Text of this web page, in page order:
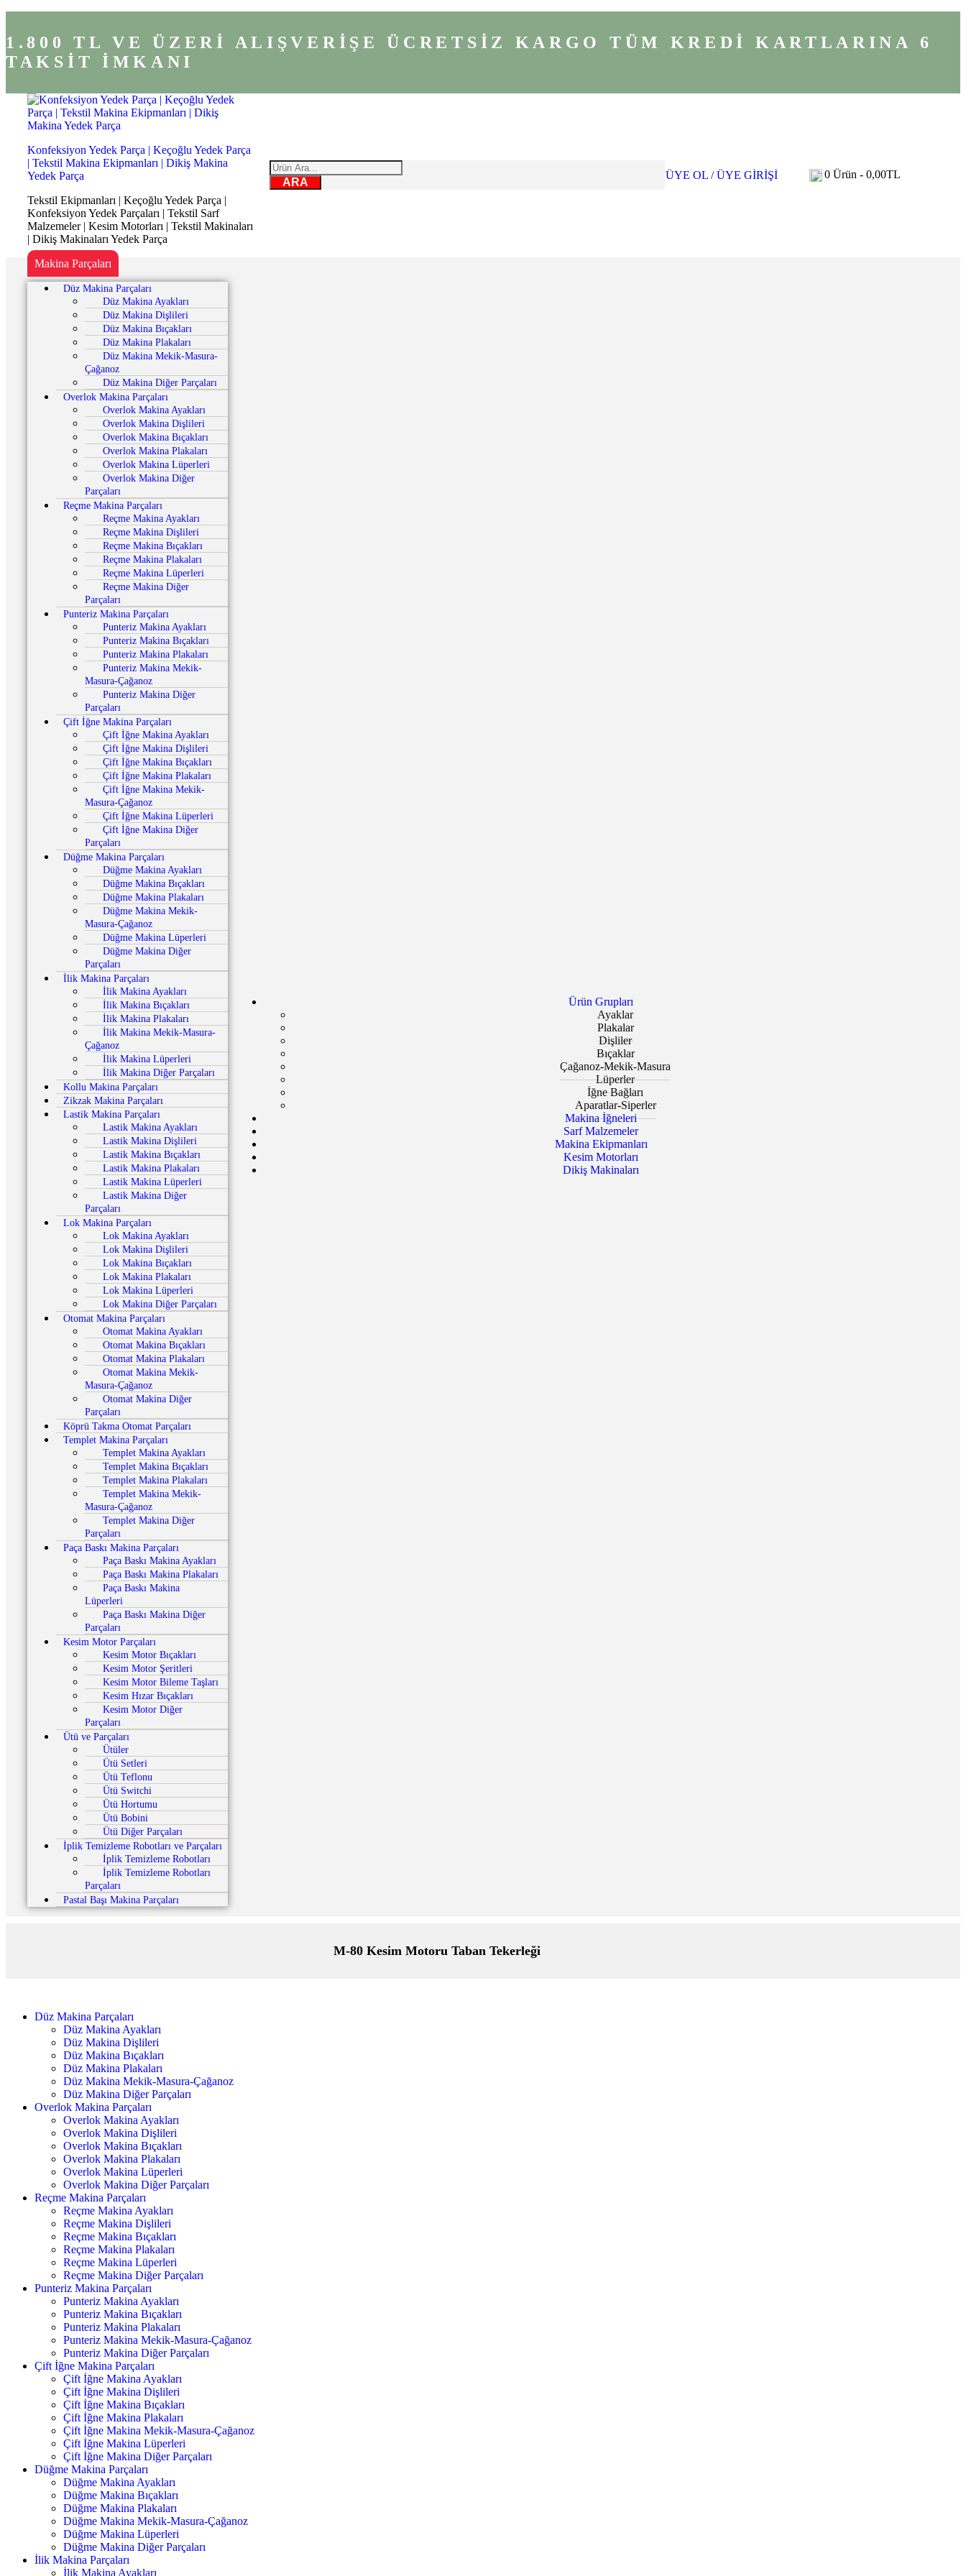
1.800 TL VE ÜZERİ ALIŞVERİŞE ÜCRETSİZ KARGO
TÜM KREDİ KARTLARINA 6
TAKSİT İMKANI
Konfeksiyon Yedek Parça | Keçoğlu Yedek Parça
| Tekstil Makina Ekipmanları | Dikiş Makina
Yedek Parça
Tekstil Ekipmanları | Keçoğlu Yedek Parça |
Konfeksiyon Yedek Parçaları | Tekstil Sarf
Malzemeler | Kesim Motorları | Tekstil Makinaları
| Dikiş Makinaları Yedek Parça
ARA
ÜYE OL / ÜYE GİRİŞİ 0Ürün - 0,00TL
Makina Parçaları
Düz Makina Parçaları
Düz Makina Ayakları
Düz Makina Dişlileri
Düz Makina Bıçakları
Düz Makina Plakaları
Düz Makina Mekik-Masura-
Çağanoz
Düz Makina Diğer Parçaları
Overlok Makina Parçaları
Overlok Makina Ayakları
Overlok Makina Dişlileri
Overlok Makina Bıçakları
Overlok Makina Plakaları
Overlok Makina Lüperleri
Overlok Makina Diğer
Parçaları
Reçme Makina Parçaları
Reçme Makina Ayakları
Reçme Makina Dişlileri
Reçme Makina Bıçakları
Reçme Makina Plakaları
Reçme Makina Lüperleri
Reçme Makina Diğer
Parçaları
Punteriz Makina Parçaları
Punteriz Makina Ayakları
Punteriz Makina Bıçakları
Punteriz Makina Plakaları
Punteriz Makina Mekik-
Masura-Çağanoz
Punteriz Makina Diğer
Parçaları
Çift İğne Makina Parçaları
Çift İğne Makina Ayakları
Çift İğne Makina Dişlileri
Çift İğne Makina Bıçakları
Çift İğne Makina Plakaları
Çift İğne Makina Mekik-
Masura-Çağanoz
Çift İğne Makina Lüperleri
Çift İğne Makina Diğer
Parçaları
Düğme Makina Parçaları
Düğme Makina Ayakları
Düğme Makina Bıçakları
Düğme Makina Plakaları
Düğme Makina Mekik-
Masura-Çağanoz
Düğme Makina Lüperleri
Düğme Makina Diğer
Parçaları
İlik Makina Parçaları
İlik Makina Ayakları
İlik Makina Bıçakları
İlik Makina Plakaları
İlik Makina Mekik-Masura-
Çağanoz
İlik Makina Lüperleri
İlik Makina Diğer Parçaları
Kollu Makina Parçaları
Zikzak Makina Parçaları
Lastik Makina Parçaları
Lastik Makina Ayakları
Lastik Makina Dişlileri
Lastik Makina Bıçakları
Lastik Makina Plakaları
Lastik Makina Lüperleri
Lastik Makina Diğer
Parçaları
Lok Makina Parçaları
Lok Makina Ayakları
Lok Makina Dişlileri
Lok Makina Bıçakları
Lok Makina Plakaları
Lok Makina Lüperleri
Lok Makina Diğer Parçaları
Otomat Makina Parçaları
Otomat Makina Ayakları
Otomat Makina Bıçakları
Otomat Makina Plakaları
Otomat Makina Mekik-
Masura-Çağanoz
Otomat Makina Diğer
Parçaları
Köprü Takma Otomat Parçaları
Templet Makina Parçaları
Templet Makina Ayakları
Templet Makina Bıçakları
Templet Makina Plakaları
Templet Makina Mekik-
Masura-Çağanoz
Templet Makina Diğer
Parçaları
Paça Baskı Makina Parçaları
Paça Baskı Makina Ayakları
Paça Baskı Makina Plakaları
Paça Baskı Makina
Lüperleri
Paça Baskı Makina Diğer
Parçaları
Kesim Motor Parçaları
Kesim Motor Bıçakları
Kesim Motor Şeritleri
Kesim Motor Bileme Taşları
Kesim Hızar Bıçakları
Kesim Motor Diğer
Parçaları
Ütü ve Parçaları
Ütüler
Ütü Setleri
Ütü Teflonu
Ütü Switchi
Ütü Hortumu
Ütü Bobini
Ütü Diğer Parçaları
İplik Temizleme Robotları ve Parçaları
İplik Temizleme Robotları
İplik Temizleme Robotları
Parçaları
Pastal Başı Makina Parçaları
Ürün Grupları
Ayaklar
Plakalar
Dişliler
Bıçaklar
Çağanoz-Mekik-Masura
Lüperler
İğne Bağları
Aparatlar-Siperler
Makina İğneleri
Sarf Malzemeler
Makina Ekipmanları
Kesim Motorları
Dikiş Makinaları
M-80 Kesim Motoru Taban Tekerleği
Düz Makina Parçaları
Düz Makina Ayakları
Düz Makina Dişlileri
Düz Makina Bıçakları
Düz Makina Plakaları
Düz Makina Mekik-Masura-Çağanoz
Düz Makina Diğer Parçaları
Overlok Makina Parçaları
Overlok Makina Ayakları
Overlok Makina Dişlileri
Overlok Makina Bıçakları
Overlok Makina Plakaları
Overlok Makina Lüperleri
Overlok Makina Diğer Parçaları
Reçme Makina Parçaları
Reçme Makina Ayakları
Reçme Makina Dişlileri
Reçme Makina Bıçakları
Reçme Makina Plakaları
Reçme Makina Lüperleri
Reçme Makina Diğer Parçaları
Punteriz Makina Parçaları
Punteriz Makina Ayakları
Punteriz Makina Bıçakları
Punteriz Makina Plakaları
Punteriz Makina Mekik-Masura-Çağanoz
Punteriz Makina Diğer Parçaları
Çift İğne Makina Parçaları
Çift İğne Makina Ayakları
Çift İğne Makina Dişlileri
Çift İğne Makina Bıçakları
Çift İğne Makina Plakaları
Çift İğne Makina Mekik-Masura-Çağanoz
Çift İğne Makina Lüperleri
Çift İğne Makina Diğer Parçaları
Düğme Makina Parçaları
Düğme Makina Ayakları
Düğme Makina Bıçakları
Düğme Makina Plakaları
Düğme Makina Mekik-Masura-Çağanoz
Düğme Makina Lüperleri
Düğme Makina Diğer Parçaları
İlik Makina Parçaları
İlik Makina Ayakları